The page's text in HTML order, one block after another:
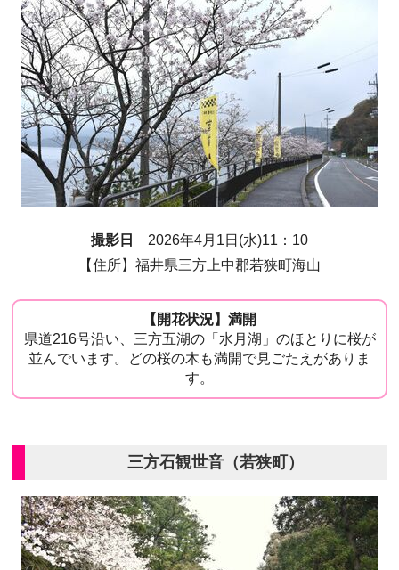
撮影日
2026年4月1日(水)11：10
【住所】福井県三方上中郡若狭町海山
【開花状況】満開
県道216号沿い、三方五湖の「水月湖」のほとりに桜が
並んでいます。どの桜の木も満開で見ごたえがありま
す。
三方石観世音（若狭町）